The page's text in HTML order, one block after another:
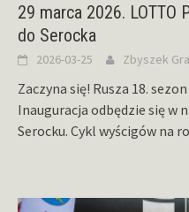
29 marca 2026. LOTTO
do Serocka
2026-03-25 Zbyszek
Zaczyna się! Rusza 18.
Inauguracja odbędzie się w
Serocku. Cykl wyścigów na